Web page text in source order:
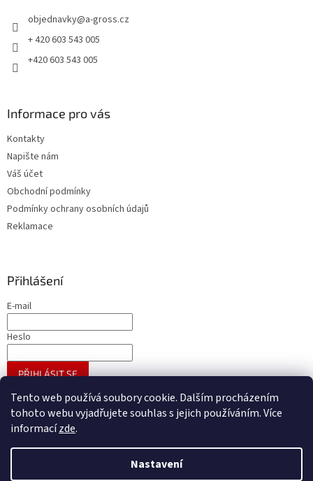
Tento web používá soubory cookie. Dalším procházením
tohoto webu vyjadřujete souhlas s jejich používáním. Více
informacízde.
Nastavení
objednavky@a-gross.cz
+ 420 603 543 005
+420 603 543 005
Informace pro vás
Kontakty
Napište nám
Váš účet
Obchodní podmínky
Podmínky ochrany osobních údajů
Reklamace
Přihlášení
E-mail
Heslo
PŘIHLÁSIT SE
Nová registraceZapomenuté heslo